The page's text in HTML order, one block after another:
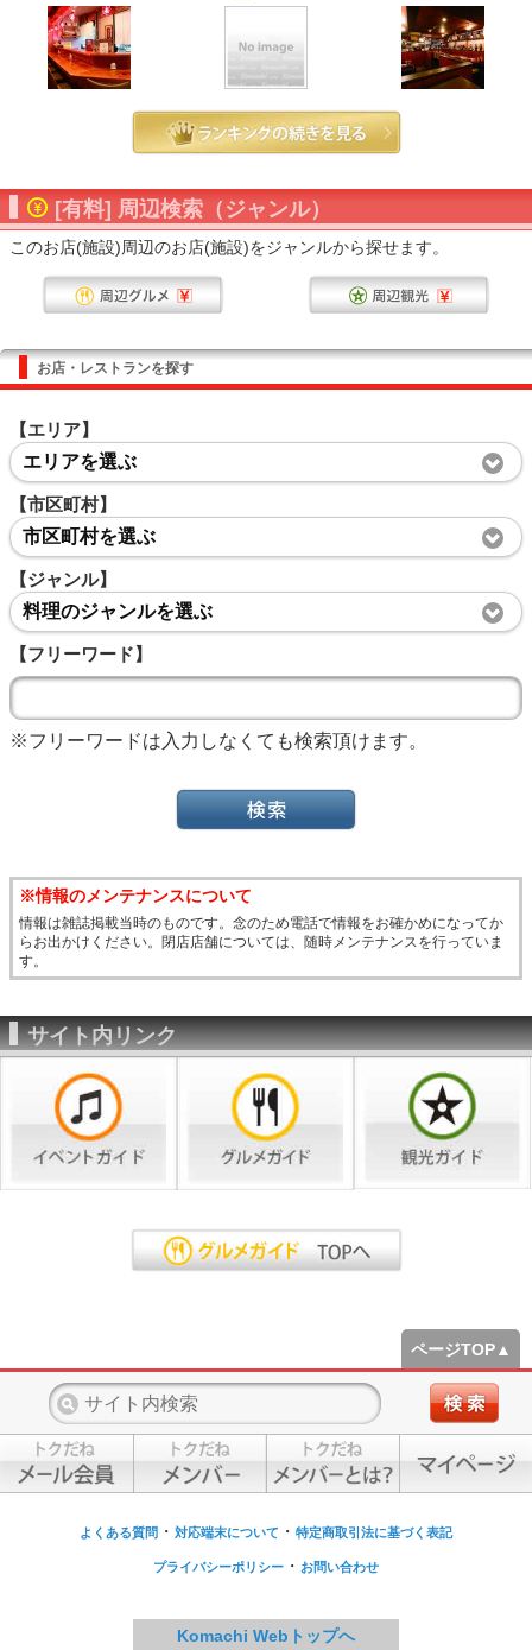
[有料] 周辺検索（ジャンル）
このお店(施設)周辺のお店(施設)をジャンルから探せます。
お店・レストランを探す
【エリア】
エリアを選ぶ
【市区町村】
市区町村を選ぶ
【ジャンル】
料理のジャンルを選ぶ
【フリーワード】
※フリーワードは入力しなくても検索頂けます。
※情報のメンテナンスについて
情報は雑誌掲載当時のものです。念のため電話で情報をお確かめになってか
らお出かけください。閉店店舗については、随時メンテナンスを行っていま
す。
サイト内リンク
ページTOP▲
よくある質問 ・ 対応端末について ・ 特定商取引法に基づく表記
プライバシーポリシー ・ お問い合わせ
Komachi Webトップへ